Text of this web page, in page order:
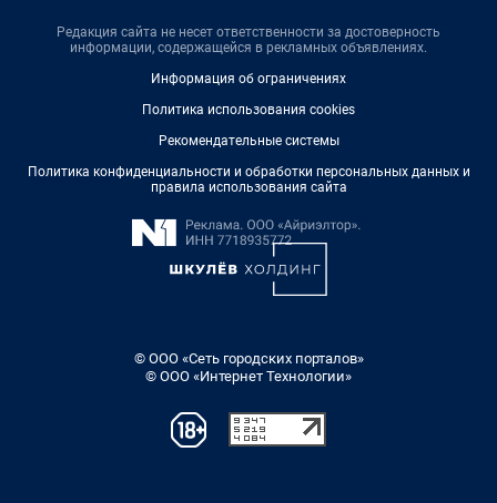
Редакция сайта не несет ответственности за достоверность
информации, содержащейся в рекламных объявлениях.
Информация об ограничениях
Политика использования cookies
Рекомендательные системы
Политика конфиденциальности и обработки персональных данных и
правила использования сайта
© ООО «Сеть городских порталов»
© ООО «Интернет Технологии»